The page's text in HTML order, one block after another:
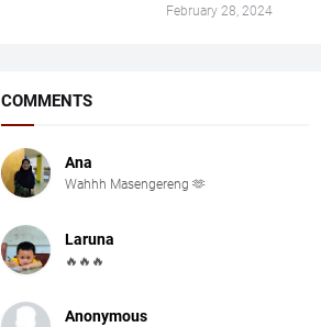
February 28, 2024
COMMENTS
Ana
Wahhh Masengereng 🫶
Laruna
🔥🔥🔥
Anonymous